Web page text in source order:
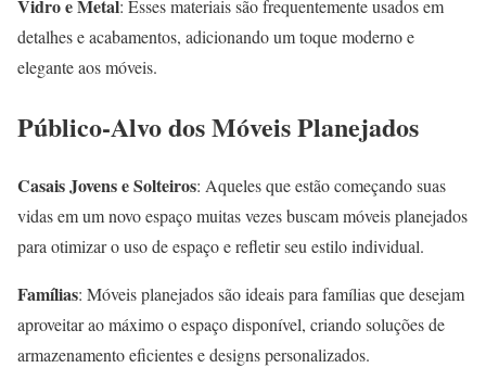
Vidro e Metal: Esses materiais são frequentemente usados em
detalhes e acabamentos, adicionando um toque moderno e
elegante aos móveis.
Público-Alvo dos Móveis Planejados
Casais Jovens e Solteiros: Aqueles que estão começando suas
vidas em um novo espaço muitas vezes buscam móveis planejados
para otimizar o uso de espaço e refletir seu estilo individual.
Famílias: Móveis planejados são ideais para famílias que desejam
aproveitar ao máximo o espaço disponível, criando soluções de
armazenamento eficientes e designs personalizados.